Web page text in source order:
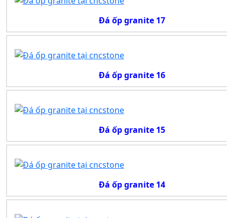
Đá ốp granite 17
Đá ốp granite 16
Đá ốp granite 15
Đá ốp granite 14